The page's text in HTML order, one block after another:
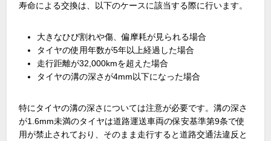
寿命による交換は、以下のケースに該当する際に行います。
大きなひび割れや傷、偏摩耗が見られる場合
タイヤの使用年数が5年以上経過した場合
走行距離が32,000kmを超えた場合
タイヤの溝の深さが4mm以下になった場合
特にタイヤの溝の深さについては注意が必要です。溝の深さ
が1.6mm未満のタイヤは道路運送車両の保安基準第9条で使
用が禁止されており、そのまま走行すると道路交通法違反と